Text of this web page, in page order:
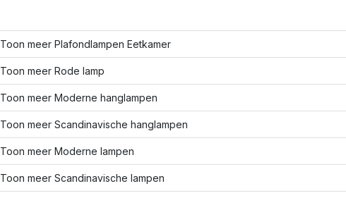
Toon meer Plafondlampen Eetkamer
Toon meer Rode lamp
Toon meer Moderne hanglampen
Toon meer Scandinavische hanglampen
Toon meer Moderne lampen
Toon meer Scandinavische lampen